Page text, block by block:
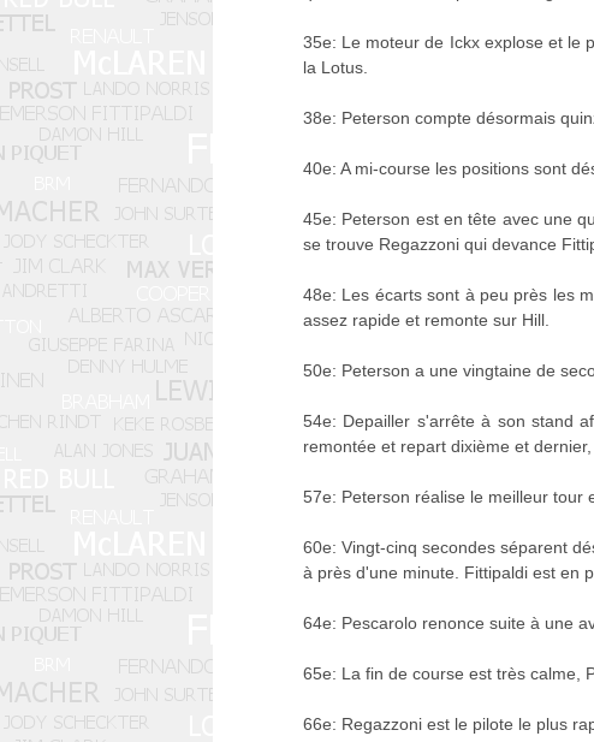
35e: Le moteur de Ickx explose et le
la Lotus.
38e: Peterson compte désormais
40e: A mi-course les positions sont
45e: Peterson est en tête avec une
se trouve Regazzoni qui devance
48e: Les écarts sont à peu près les
assez rapide et remonte sur Hill.
50e: Peterson a une vingtaine de
54e: Depailler s'arrête à son stand
remontée et repart dixième et
57e: Peterson réalise le meilleur tour
60e: Vingt-cinq secondes séparent
à près d'une minute. Fittipaldi est en
64e: Pescarolo renonce suite à une
65e: La fin de course est très calme,
66e: Regazzoni est le pilote le plus